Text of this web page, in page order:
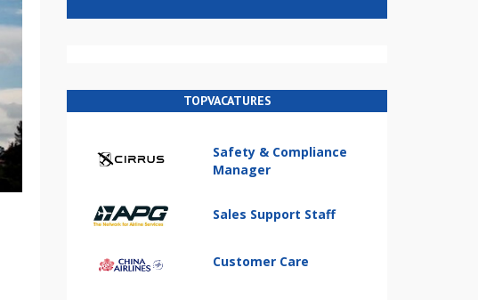
TOPVACATURES
Safety & Compliance
Manager
Sales Support Staff
Customer Care